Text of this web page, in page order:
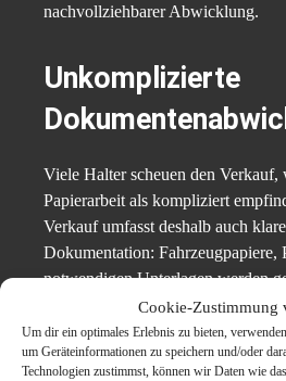
Cookie-Zustimmung
Um dir ein optimales Erlebnis zu bieten,
um Geräteinformationen zu speichern und/oder
Technologien zustimmst, können wir Daten wie
nachvollziehbarer Abwicklung.
Unkomplizierte
Viele Halter scheuen den Verkauf,
Papierarbeit als kompliziert
Verkauf umfasst deshalb auch
Dokumentation: Fahrzeugpapiere,
notwendigen Unterlagen werden
durchgegangen.
Ein standardisierter Prozess sorgt